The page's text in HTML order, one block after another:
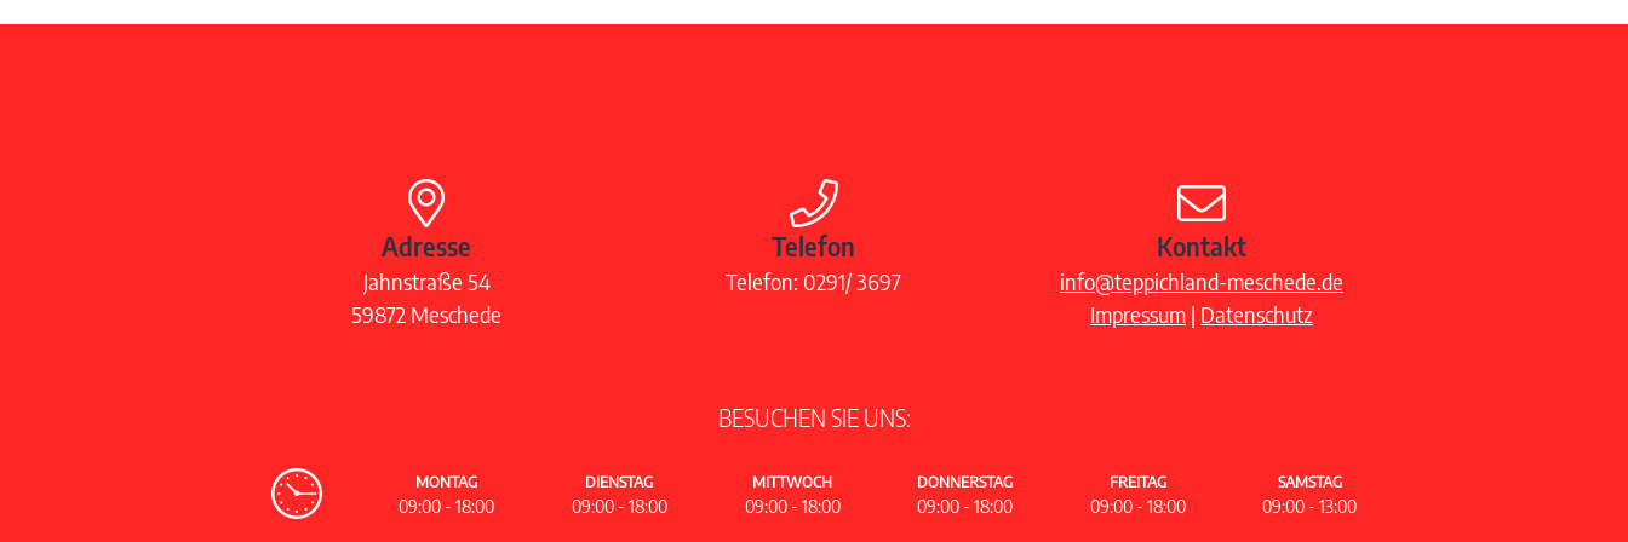
Adresse
Jahnstraße 54
59872 Meschede
Telefon
Telefon: 0291/ 3697
Kontakt
info@teppichland-meschede.de
Impressum| Datenschutz
BESUCHEN SIE UNS:
MONTAG
09:00 - 18:00
DIENSTAG
09:00 - 18:00
MITTWOCH
09:00 - 18:00
DONNERSTAG
09:00 - 18:00
FREITAG
09:00 - 18:00
SAMSTAG
09:00 - 13:00